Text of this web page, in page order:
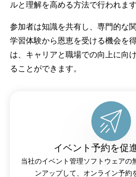
ルと理解を高める方法で行われます
参加者は知識を共有し、専門的な
学習体験から恩恵を受ける機会を
は、キャリアと職場での向上に向
ることができます。
イベント予約を促
当社のイベント管理ソフトウェアの
ンアップして、オンライン予約